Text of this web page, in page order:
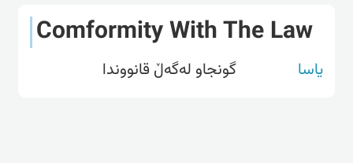
Comformity With The Law
یاسا گونجاو لەگەڵ قانووندا